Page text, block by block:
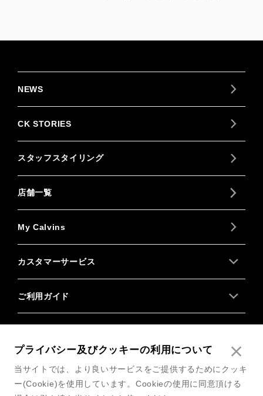
NEWS
CK STORIES
スタッフスタイリング
店舗一覧
My Calvins
カスタマーサービス
ご利用ガイド
Follow us
プライバシー及びクッキーの利用について
当サイトでは、より良いサービスをご提供するためにクッキ
ー(Cookie)を使用しています。Cookieの使用に同意頂ける